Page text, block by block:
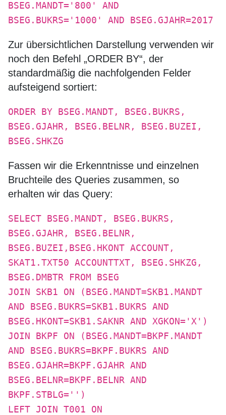
BSEG.MANDT='800' AND
BSEG.BUKRS='1000' AND BSEG.GJAHR=2017
Zur übersichtlichen Darstellung verwenden wir
noch den Befehl „ORDER BY“, der
standardmäßig die nachfolgenden Felder
aufsteigend sortiert:
ORDER BY BSEG.MANDT, BSEG.BUKRS,
BSEG.GJAHR, BSEG.BELNR, BSEG.BUZEI,
BSEG.SHKZG
Fassen wir die Erkenntnisse und einzelnen
Bruchteile des Queries zusammen, so
erhalten wir das Query:
SELECT BSEG.MANDT, BSEG.BUKRS,
BSEG.GJAHR, BSEG.BELNR,
BSEG.BUZEI,BSEG.HKONT ACCOUNT,
SKAT1.TXT50 ACCOUNTTXT, BSEG.SHKZG,
BSEG.DMBTR FROM BSEG
JOIN SKB1 ON (BSEG.MANDT=SKB1.MANDT
AND BSEG.BUKRS=SKB1.BUKRS AND
BSEG.HKONT=SKB1.SAKNR AND XGKON='X')
JOIN BKPF ON (BSEG.MANDT=BKPF.MANDT
AND BSEG.BUKRS=BKPF.BUKRS AND
BSEG.GJAHR=BKPF.GJAHR AND
BSEG.BELNR=BKPF.BELNR AND
BKPF.STBLG='')
LEFT JOIN T001 ON